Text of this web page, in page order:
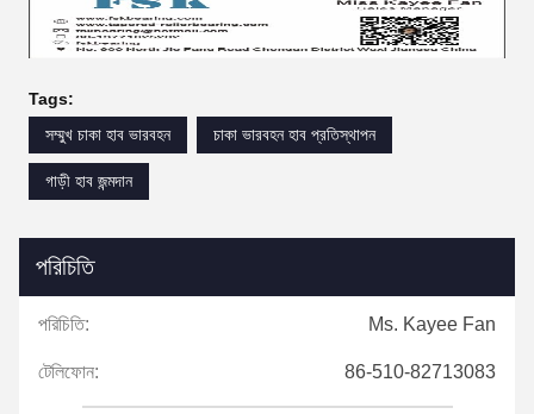
Tags:
সম্মুখ চাকা হাব ভারবহন
চাকা ভারবহন হাব প্রতিস্থাপন
গাড়ী হাব জন্মদান
পরিচিতি
পরিচিতি: Ms. Kayee Fan
টেলিফোন: 86-510-82713083